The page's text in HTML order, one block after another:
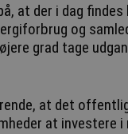
at der i dag
og
grad tage
at det
at investere i